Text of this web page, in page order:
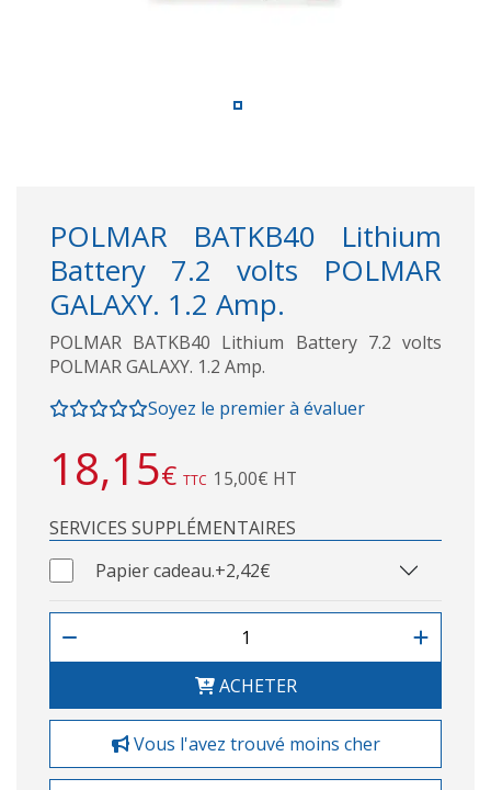
POLMAR BATKB40 Lithium
Battery 7.2 volts POLMAR
GALAXY. 1.2 Amp.
POLMAR BATKB40 Lithium Battery 7.2 volts
POLMAR GALAXY. 1.2 Amp.
Soyez le premier à évaluer
18,15€ TTC 15,00€ HT
SERVICES SUPPLÉMENTAIRES
Papier cadeau.+2,42€
ACHETER
Vous l'avez trouvé moins cher